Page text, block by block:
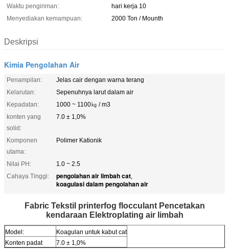
Waktu pengiriman:
hari kerja 10
Menyediakan kemampuan:
2000 Ton / Mounth
Deskripsi
Kimia Pengolahan Air
Penampilan:
Jelas cair dengan warna terang
Kelarutan:
Sepenuhnya larut dalam air
Kepadatan:
1000 ~ 1100㎏ / m3
konten yang
solid:
7.0 ± 1,0%
Komponen
utama:
Polimer Kationik
Nilai PH:
1.0 ~ 2.5
Cahaya Tinggi:
pengolahan air limbah cat,
koagulasi dalam pengolahan air
Fabric Tekstil printerfog flocculant Pencetakan
kendaraan Elektroplating air limbah
Model:
Koagulan untuk kabut cat
Konten padat
7.0 ± 1,0%